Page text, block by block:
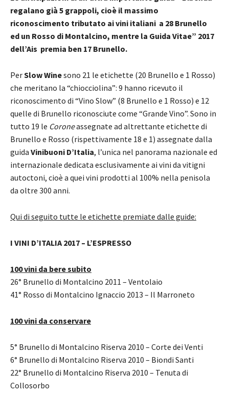
regalano già 5 grappoli, cioè il massimo
riconoscimento tributato ai vini italiani a 28 Brunello
ed un Rosso di Montalcino, mentre la Guida Vitae” 2017
dell’Ais premia ben 17 Brunello.
PerSlow Winesono 21 le etichette (20 Brunello e 1 Rosso)
che meritano la “chiocciolina”: 9 hanno ricevuto il
riconoscimento di “Vino Slow” (8 Brunello e 1 Rosso) e 12
quelle di Brunello riconosciute come “Grande Vino”. Sono in
tutto 19 le Coroneassegnate ad altrettante etichette di
Brunello e Rosso (rispettivamente 18 e 1) assegnate dalla
guida Vinibuoni D’Italia, l’unica nel panorama nazionale ed
internazionale dedicata esclusivamente ai vini da vitigni
autoctoni, cioè a quei vini prodotti al 100% nella penisola
da oltre 300 anni.
Qui di seguito tutte le etichette premiate dalle guide:
I VINI D’ITALIA 2017 – L’ESPRESSO
100 vini da bere subito
26° Brunello di Montalcino 2011 – Ventolaio
41° Rosso di Montalcino Ignaccio 2013 – Il Marroneto
100 vini da conservare
5° Brunello di Montalcino Riserva 2010 – Corte dei Venti
6° Brunello di Montalcino Riserva 2010 – Biondi Santi
22° Brunello di Montalcino Riserva 2010 – Tenuta di
Collosorbo